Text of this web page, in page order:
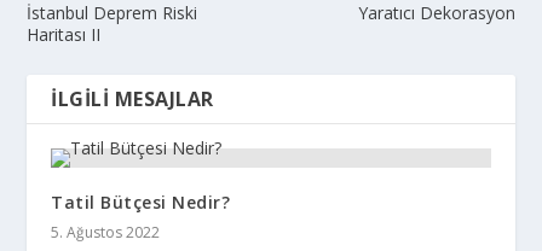
İstanbul Deprem Riski
Haritası II
Yaratıcı Dekorasyon
İLGILI MESAJLAR
Tatil Bütçesi Nedir?
5. Ağustos 2022